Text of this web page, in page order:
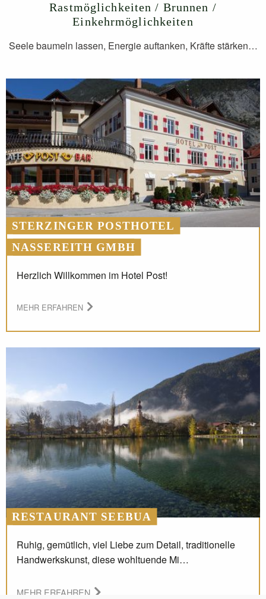
Rastmöglichkeiten / Brunnen /
Einkehrmöglichkeiten
Seele baumeln lassen, Energie auftanken, Kräfte stärken…
STERZINGER POSTHOTEL
NASSEREITH GMBH
Herzlich Willkommen im Hotel Post!
MEHR ERFAHREN
RESTAURANT SEEBUA
Ruhig, gemütlich, viel Liebe zum Detail, traditionelle
Handwerkskunst, diese wohltuende Mi…
MEHR ERFAHREN